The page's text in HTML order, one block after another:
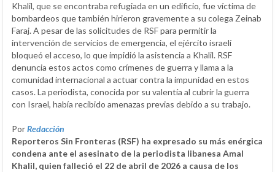
Khalil, que se encontraba refugiada en un edificio, fue víctima de
bombardeos que también hirieron gravemente a su colega Zeinab
Faraj. A pesar de las solicitudes de RSF para permitir la
intervención de servicios de emergencia, el ejército israelí
bloqueó el acceso, lo que impidió la asistencia a Khalil. RSF
denuncia estos actos como crímenes de guerra y llama a la
comunidad internacional a actuar contra la impunidad en estos
casos. La periodista, conocida por su valentía al cubrir la guerra
con Israel, había recibido amenazas previas debido a su trabajo.
PorRedacción
Reporteros Sin Fronteras (RSF) ha expresado su más enérgica
condena ante el asesinato de la periodista libanesa Amal
Khalil, quien falleció el 22 de abril de 2026 a causa de los